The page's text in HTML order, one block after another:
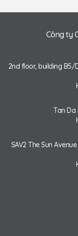
Công ty
2nd floor, building B5/
Tan Da
SAV2 The Sun